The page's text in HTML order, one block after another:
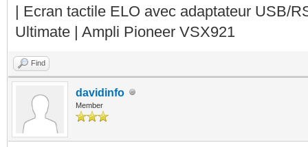
| Ecran tactile ELO avec adaptateur USB/
Ultimate | Ampli Pioneer VSX921
Find
davidinfo
Member